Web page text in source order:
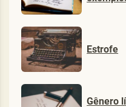
Estrofe
Gênero